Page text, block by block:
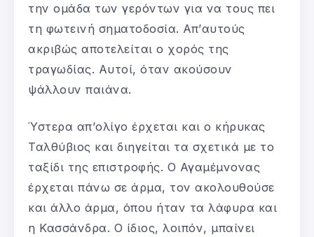
την ομάδα των γερόντων για να τους πει
τη φωτεινή σηματοδοσία. Απ’αυτούς
ακριβώς αποτελείται ο χορός της
τραγωδίας. Αυτοί, όταν ακούσουν
ψάλλουν παιάνα.
Ύστερα απ’ολίγο έρχεται και ο κήρυκας
Ταλθύβιος και διηγείται τα σχετικά με το
ταξίδι της επιστροφής. Ο Αγαμέμνονας
έρχεται πάνω σε άρμα, τον ακολουθούσε
και άλλο άρμα, όπου ήταν τα λάφυρα και
η Κασσάνδρα. Ο ίδιος, λοιπόν, μπαίνει